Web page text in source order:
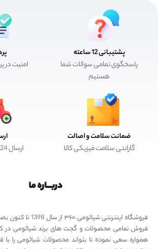
پشتیبانی 12 ساعته
پاسخگوی تمامی سوالات شما
هستیم
امنیت در
ضمانت سلامت و اصالت
گارانتی سلامت فیزیکی کالا
ارسال 24 ساعته در تهران
دربـــاره ما
فروشگاه اینترنتی
فروش تمامی محصولات و گجت های برند شیائومی در
همواره سعی نموده تا بتواند محصولات شیائومی را